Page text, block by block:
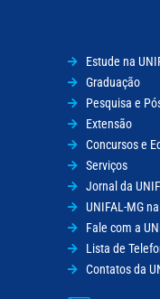
Estude na
Graduação
Pesquisa e
Extensão
Concursos e
Serviços
Jornal da
UNIFAL-MG
Fale com a
Lista de
Contatos da